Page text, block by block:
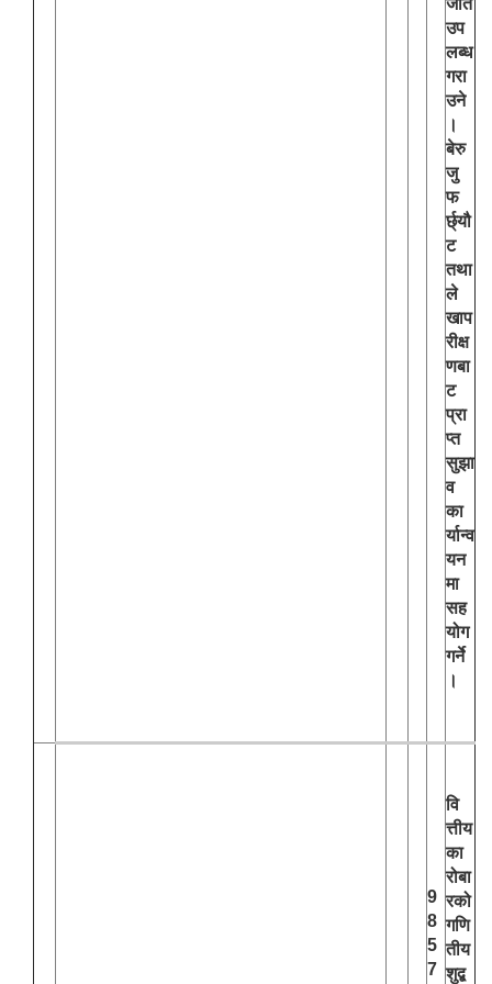
जात
उप
लब्ध
गरा
उने
।
बेरु
जु
फ
र्छ्यौ
ट
तथा
ले
खाप
रीक्ष
णबा
ट
प्रा
प्त
सुझा
व
का
र्यान्व
यन
मा
सह
योग
गर्ने
।
9
8
5
7
वि
त्तीय
का
रोबा
रको
गणि
तीय
शुद्ब